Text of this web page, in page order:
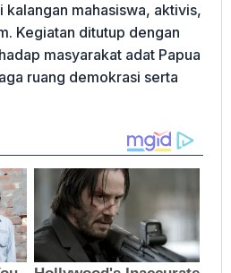
mahasiswa, aktivis,
Kegiatan ditutup dengan
masyarakat adat Papua
ruang demokrasi serta